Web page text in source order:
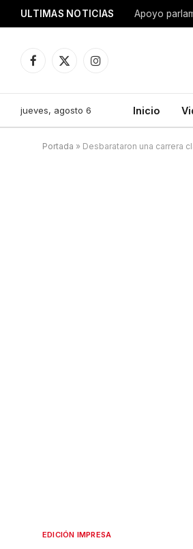
ULTIMAS NOTICIAS Apoyo
Facebook
X
Instagram
jueves, agosto 6 Inicio
Portada » Desbarataron una carrera
EDICIÓN IMPRESA